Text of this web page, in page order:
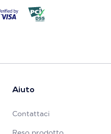
Aiuto
Contattaci